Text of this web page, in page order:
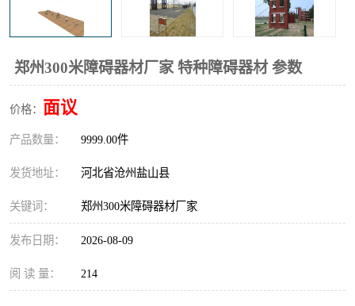
郑州300米障碍器材厂家 特种障碍器材 参数
价格： 面议
产品数量： 9999.00件
发货地址： 河北省沧州盐山县
关键词： 郑州300米障碍器材厂家
发布日期： 2026-08-09
阅 读 量： 214